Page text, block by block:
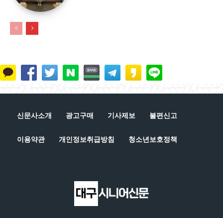
신문사소개 광고구매 기사제보 불편신고
이용약관 개인정보취급방침 청소년보호정책